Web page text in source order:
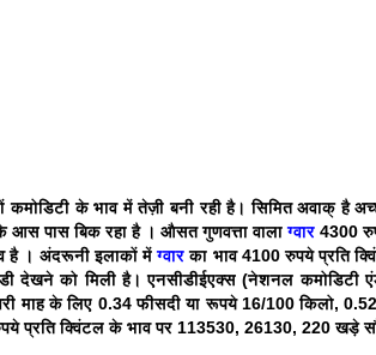
कमोडिटी के भाव में तेज़ी बनी रही है। सिमित अवाक् है
आस पास बिक रहा है । औसत गुणवत्ता वालाग्वार 4300
है । अंदरूनी इलाकों मेंग्वारका भाव 4100 रुपये प्रति
देखने को मिली है। एनसीडीईएक्स (नेशनल कमोडिटी
माह के लिए 0.34 फीसदी या रूपये 16/100 किलो,
प्रति क्विंटल के भाव पर 113530, 26130, 220 खड़े